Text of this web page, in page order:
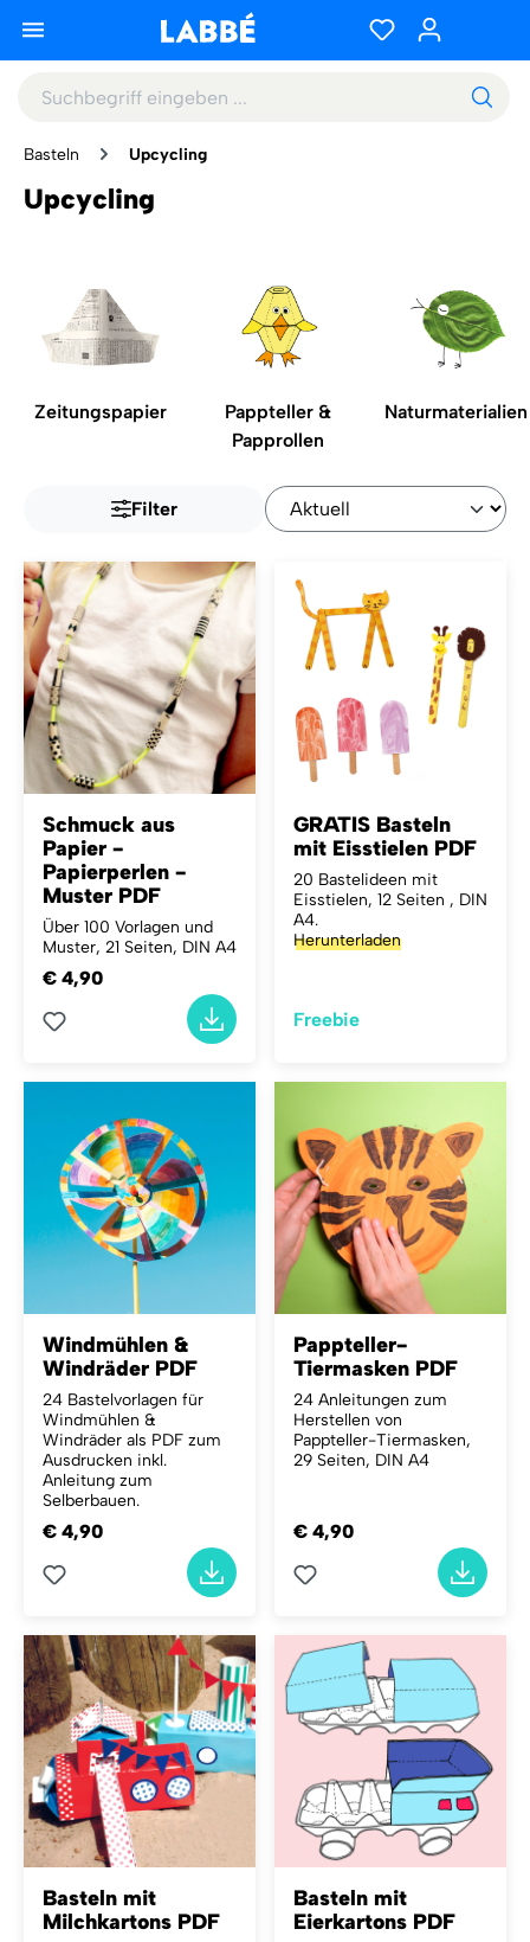
Basteln Upcycling
Upcycling
Zeitungspapier
Pappteller &
Papprollen
Naturmaterialien
Filter
Schmuck aus
Papier -
Papierperlen -
Muster PDF
Über 100 Vorlagen und
Muster, 21 Seiten, DIN A4
€ 4,90
GRATIS Basteln
mit Eisstielen PDF
20 Bastelideen mit
Eisstielen, 12 Seiten , DIN
A4.
Herunterladen
Freebie
Windmühlen &
Windräder PDF
24 Bastelvorlagen für
Windmühlen &
Windräder als PDF zum
Ausdrucken inkl.
Anleitung zum
Selberbauen.
€ 4,90
Pappteller-
Tiermasken PDF
24 Anleitungen zum
Herstellen von
Pappteller-Tiermasken,
29 Seiten, DIN A4
€ 4,90
Basteln mit
Milchkartons PDF
Basteln mit
Eierkartons PDF